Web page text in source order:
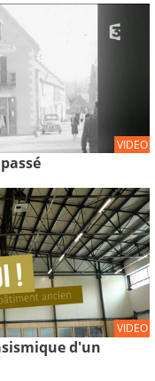
VIDEO
VIDEO
d'un